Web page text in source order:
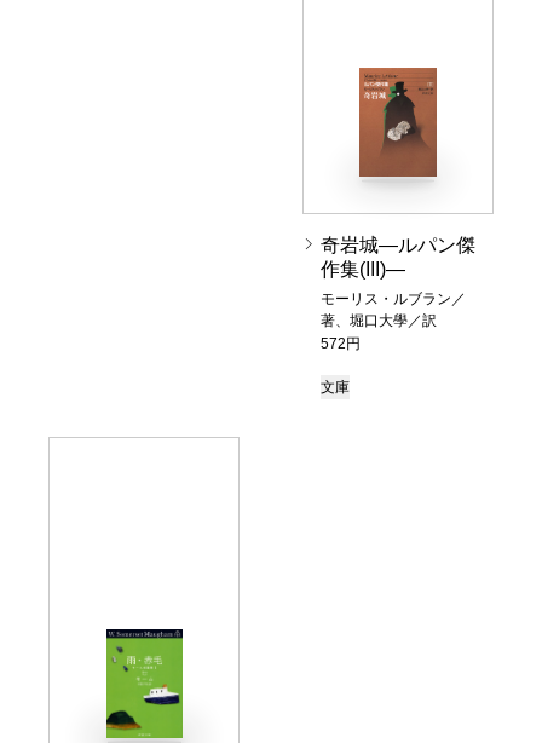
奇岩城―ルパン傑
作集(III)―
モーリス・ルブラン／
著、堀口大學／訳
572円
文庫